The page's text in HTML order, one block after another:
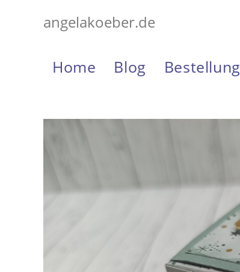
angelakoeber.de
Home Blog Bestellung